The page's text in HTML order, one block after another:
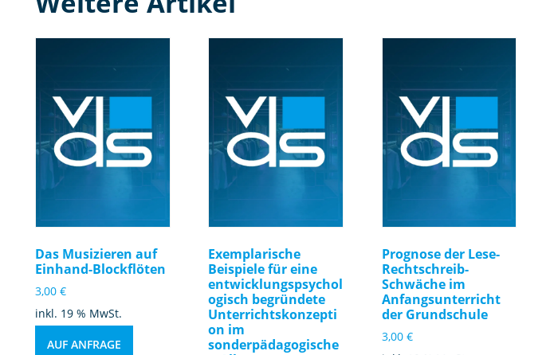
Das Musizieren auf
Einhand-Blockflöten
3,00 €
inkl. 19 % MwSt.
AUF ANFRAGE
Exemplarische
Beispiele für eine
entwicklungspsychol
ogisch begründete
Unterrichtskonzepti
on im
sonderpädagogische
Prognose der Lese-
Rechtschreib-
Schwäche im
Anfangsunterricht
der Grundschule
3,00 €